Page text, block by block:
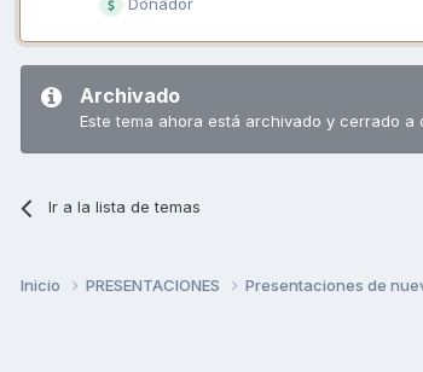
Donador
Archivado
Este tema ahora está archivado y cerrado a
Ir a la lista de temas
Inicio PRESENTACIONES Presentaciones de